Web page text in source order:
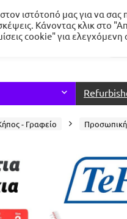
- Γραφείο
ιστότοπό μας για να σας
Κάνοντας κλικ στο
cookie" για